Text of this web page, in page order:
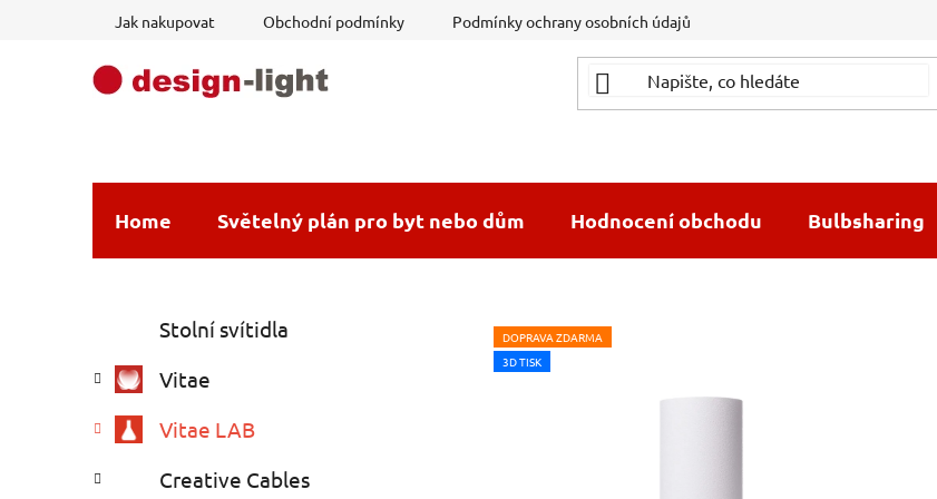
Jak nakupovat Obchodní podmínky Podmínky ochrany osobních údajů
Home Světelný plán pro byt nebo dům Hodnocení obchodu Bulbsharing
s
r
n
kategorie
e
o
i
Stolní svítidla
Vitae
Vitae LAB
Creative Cables
DOPRAVA ZDARMA
3D TISK